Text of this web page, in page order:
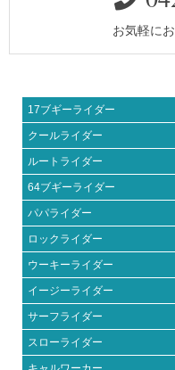
お気軽に
17ブギーライダー
クールライダー
ルートライダー
64ブギーライダー
パパライダー
ロックライダー
ウーキーライダー
イージーライダー
サーフライダー
スローライダー